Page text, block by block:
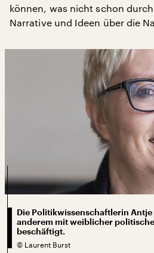
können, was nicht schon
Narrative und Ideen über die
Die Politikwissenschaftlerin
anderem mit weiblicher
beschäftigt.
© Laurent Burst